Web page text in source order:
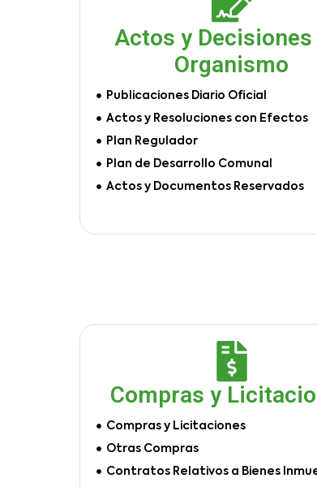
Actos y Decisiones
Organismo
Publicaciones Diario Oficial
Actos y Resoluciones con Efectos
Plan Regulador
Plan de Desarrollo Comunal
Actos y Documentos Reservados
Compras y
Compras y Licitaciones
Otras Compras
Contratos Relativos a Bienes